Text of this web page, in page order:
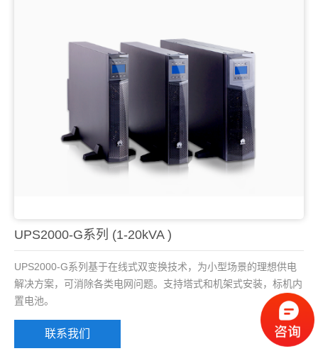
UPS2000-G系列 (1-20kVA )
UPS2000-G系列基于在线式双变换技术，为小型场景的理想供电
解决方案，可消除各类电网问题。支持塔式和机架式安装，标机内
置电池。
联系我们